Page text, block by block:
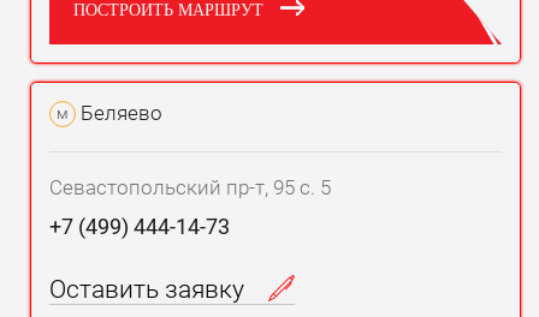
ПОСТРОИТЬ МАРШРУТ
м Беляево
Севастопольский пр-т, 95 с. 5
+7 (499) 444-14-73
Оставить заявку